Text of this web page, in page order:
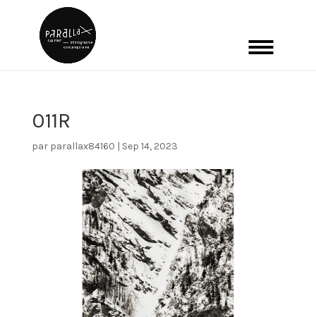
011R
par parallax84160 | Sep 14, 2023